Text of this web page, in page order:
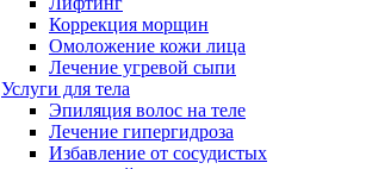
Коррекция морщин
Омоложение кожи лица
Лечение угревой сыпи
Услуги для тела
Эпиляция волос на теле
Лечение гипергидроза
Избавление от сосудистых